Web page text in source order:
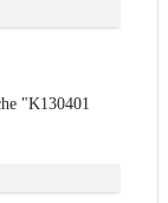
"K130401